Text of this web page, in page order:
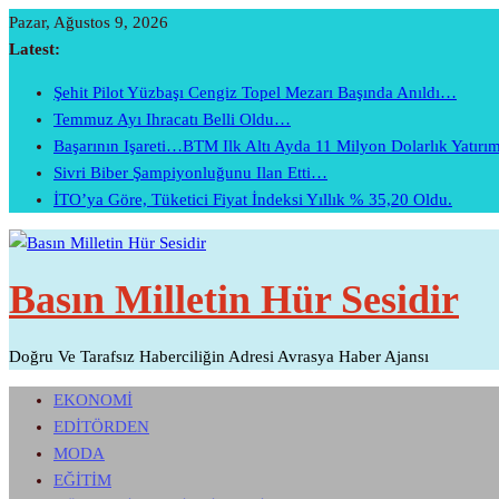
Skip
To
Pazar, Ağustos 9, 2026
Latest:
Şehit Pilot Yüzbaşı Cengiz Topel Mezarı Başında Anıldı…
Temmuz Ayı Ihracatı Belli Oldu…
Başarının Işareti…BTM Ilk Altı Ayda 11 Milyon Dolarlık
Sivri Biber Şampiyonluğunu Ilan Etti…
İTO’ya Göre, Tüketici Fiyat İndeksi Yıllık % 35,20 Oldu.
Basın Milletin Hür Sesidir
Doğru Ve Tarafsız Haberciliğin Adresi Avrasya Haber Ajansı
EKONOMİ
EDİTÖRDEN
MODA
EĞİTİM